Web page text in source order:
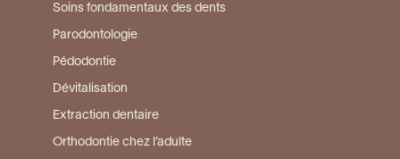
Soins fondamentaux des dents
Parodontologie
Pédodontie
Dévitalisation
Extraction dentaire
Orthodontie chez l’adulte